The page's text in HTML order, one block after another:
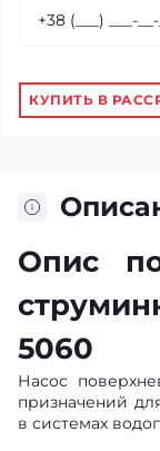
КУПИТЬ В
Опис
5060
Насос
призначений
в системах